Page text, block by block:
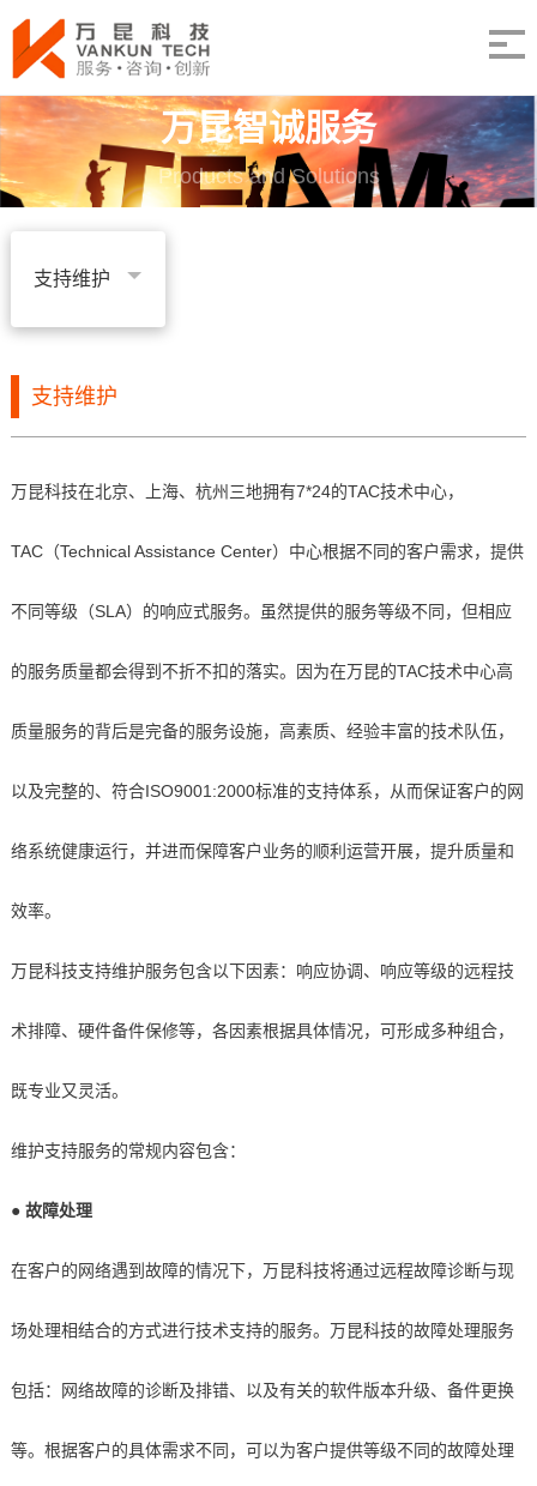
万昆智诚服务
Products and Solutions
支持维护
支持维护
万昆科技在北京、上海、杭州三地拥有7*24的TAC技术中心，
TAC（Technical Assistance Center）中心根据不同的客户需求，提供
不同等级（SLA）的响应式服务。虽然提供的服务等级不同，但相应
的服务质量都会得到不折不扣的落实。因为在万昆的TAC技术中心高
质量服务的背后是完备的服务设施，高素质、经验丰富的技术队伍，
以及完整的、符合ISO9001:2000标准的支持体系，从而保证客户的网
络系统健康运行，并进而保障客户业务的顺利运营开展，提升质量和
效率。
万昆科技支持维护服务包含以下因素：响应协调、响应等级的远程技
术排障、硬件备件保修等，各因素根据具体情况，可形成多种组合，
既专业又灵活。
维护支持服务的常规内容包含：
● 故障处理
在客户的网络遇到故障的情况下，万昆科技将通过远程故障诊断与现
场处理相结合的方式进行技术支持的服务。万昆科技的故障处理服务
包括：网络故障的诊断及排错、以及有关的软件版本升级、备件更换
等。根据客户的具体需求不同，可以为客户提供等级不同的故障处理